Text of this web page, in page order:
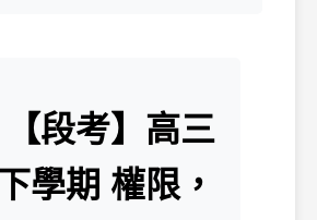
段考】高三
學期 權限，